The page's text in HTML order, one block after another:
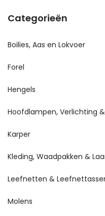
Categorieën
Boilies, Aas en Lokvoer
Forel
Hengels
Hoofdlampen, Verlichting
Karper
Kleding, Waadpakken &
Leefnetten &
Molens